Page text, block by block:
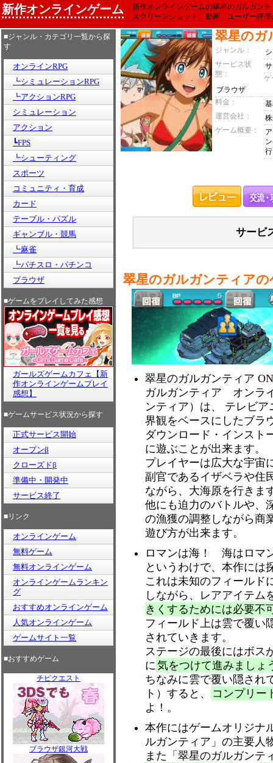
新作オンラインゲーム
新作オンラインゲームの翠星のガルガン
スクリーンショット、動画、ユーザー評
■ジャンル・カテゴリ一覧から探
す
オンラインRPG
┗シミュレーションRPG
┗アクションRPG
シミュレーション
アクション
┗FPS
┗シューティング
スポーツ
コミュニティ・育成
カード
テーブル・パズル
ギャンブル・競馬
┗麻雀
┗パチスロ・パチンコ
ブラウザ
■ゲームをプレイしてみた感想
ガールズゲームカフェ【新
作オンラインゲームプレイ
感想】
■ゲームサービス状況から探す
正式サービス開始
オープンβ
クローズドβ
準備中・開発中
サービス終了
■リンク
オンラインゲーム
無料ゲーム
無料オンラインゲーム
オンラインゲームランキン
グ
おすすめオンラインゲーム
人気オンラインゲーム
ゲームサイト一覧
■おすすめゲーム
チビクエスト
ブラウザ銀河大戦
翠星のガ
ジャンル：
サービス状
態：
ゲ
ブラウザ
料金：
運営会社：
ゲーム概要：
サービ
翠星のガルガンティアの
翠星のガルガンティア
ガルガンティア オンラ
ンティア）は、 テレビ
界観をベースにしたブラ
ダウンロード・インスト
に遊ぶことが出来ます。
プレイヤーは広大な宇宙
副官であるイザベラや住
ながら、大海原を行きま
他にも迫力のバトルや、
の漁獲の調整しながら
遊び方が出来ます。
ロマンは海！ 海はロマ
というわけで、本作には
これは未知のフィールド
しながら、レアアイテ
きくするためには必要不
フィールド上は雲で覆い
されていきます。
ステージの最後にはボス
に気をつけて進みましょ
ちなみに雲で覆い隠され
ト）すると、
コンプリー
よ！。
本作にはゲームオリジナ
ルガンティア」の主要人
また「翠星のガルガンテ